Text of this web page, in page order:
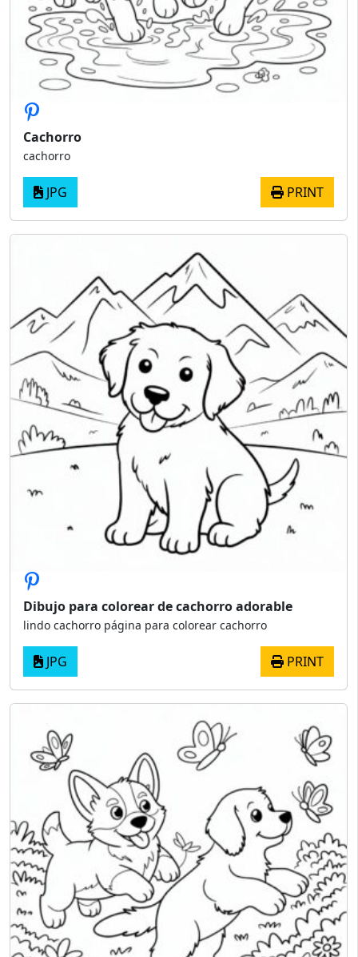
Cachorro
cachorro
JPG PRINT
Dibujo para colorear de cachorro adorable
lindo cachorro página para colorear cachorro
JPG PRINT